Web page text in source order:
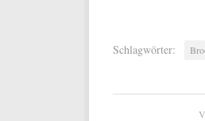
Schlagwörter: